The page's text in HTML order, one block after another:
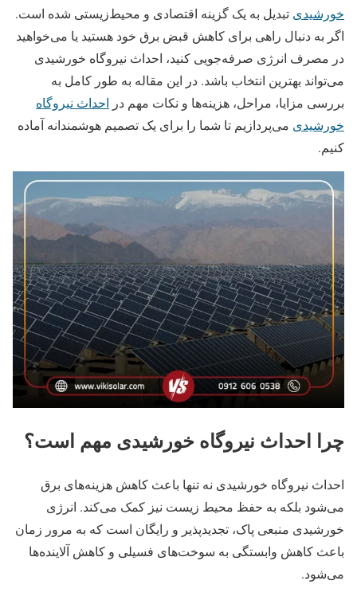
خورشیدی تبدیل به یک گزینه اقتصادی و محیط‌زیستی شده است.
اگر به دنبال راهی برای کاهش قبض برق خود هستید یا می‌خواهید
در مصرف انرژی صرفه‌جویی کنید، احداث نیروگاه خورشیدی
می‌تواند بهترین انتخاب باشد. در این مقاله به طور کامل به
بررسی مزایا، مراحل، هزینه‌ها و نکات مهم در احداث نیروگاه
خورشیدی می‌پردازیم تا شما را برای یک تصمیم هوشمندانه آماده
کنیم.
چرا احداث نیروگاه خورشیدی مهم است؟
احداث نیروگاه خورشیدی نه تنها باعث کاهش هزینه‌های برق
می‌شود بلکه به حفظ محیط زیست نیز کمک می‌کند. انرژی
خورشیدی منبعی پاک، تجدیدپذیر و رایگان است که به مرور زمان
باعث کاهش وابستگی به سوخت‌های فسیلی و کاهش آلاینده‌ها
می‌شود.